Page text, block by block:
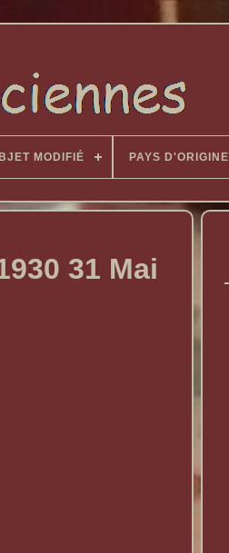
MODIFIÉ PAYS D'ORIGINE
31 Mai